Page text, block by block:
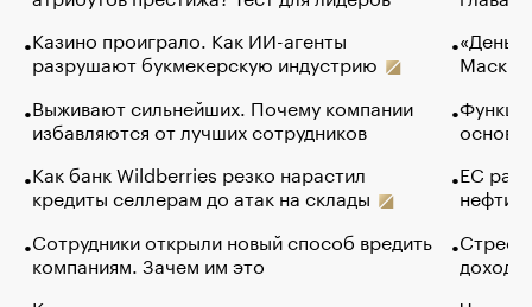
Казино проиграло. Как ИИ-агенты
разрушают букмекерскую индустрию
Выживают сильнейших. Почему компании
избавляются от лучших сотрудников
Как банк Wildberries резко нарастил
кредиты селлерам до атак на склады
Сотрудники открыли новый способ вредить
компаниям. Зачем им это
Маск в
основ
ЕС
нефти